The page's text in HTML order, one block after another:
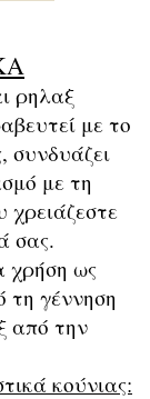
ρηλαξ
με το
συνδυάζει
με τη
χρειάζεστε
σας.
χρήση ως
τη γέννηση
από την
κούνιας: